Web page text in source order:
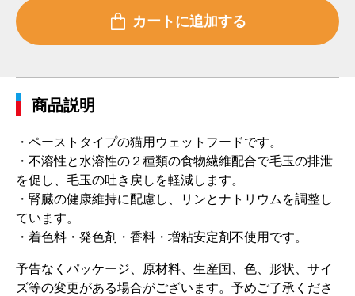
商品説明
・ペーストタイプの猫用ウェットフードです。
・不溶性と水溶性の２種類の食物繊維配合で毛玉の排泄
を促し、毛玉の吐き戻しを軽減します。
・腎臓の健康維持に配慮し、リンとナトリウムを調整し
ています。
・着色料・発色剤・香料・増粘安定剤不使用です。
予告なくパッケージ、原材料、生産国、色、形状、サイ
ズ等の変更がある場合がございます。予めご了承くださ